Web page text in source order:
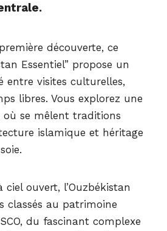
découverte, ce
Essentiel” propose un
entre visites culturelles,
libres. Vous explorez une
où se mêlent traditions
islamique et héritage
ciel ouvert, l’Ouzbékistan
classés au patrimoine
du fascinant complexe